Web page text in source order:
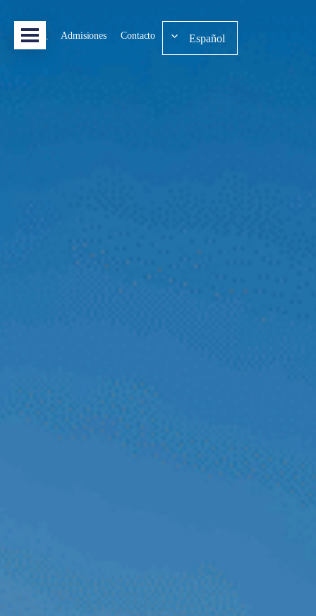
Admisiones Contacto Español